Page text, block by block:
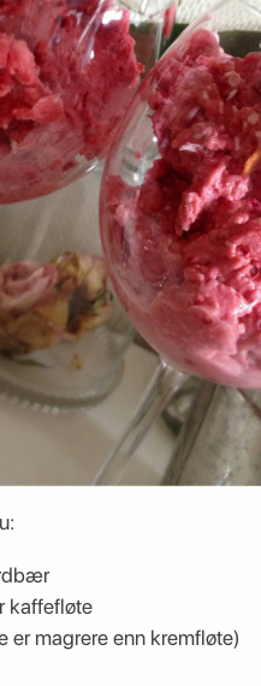
kaffefløte
er magrere enn kremfløte)